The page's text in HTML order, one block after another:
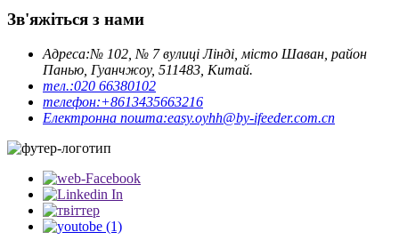
Зв'яжіться з нами
Адреса:№ 102, № 7 вулиці Лінді, місто Шаван, район
Панью, Гуанчжоу, 511483, Китай.
тел.:020 66380102
телефон:+8613435663216
Електронна пошта:easy.oyhh@by-ifeeder.com.cn